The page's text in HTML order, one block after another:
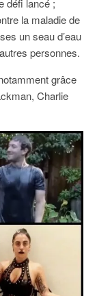
défi lancé ;
la maladie de
un seau d’eau
personnes.
grâce
Charlie